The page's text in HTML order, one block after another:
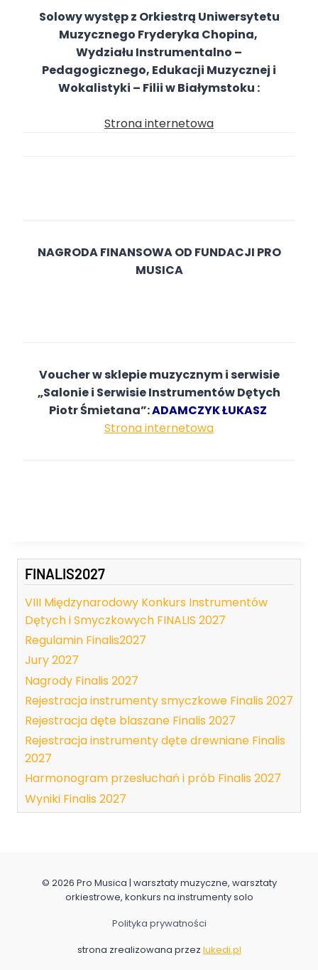
Solowy występ z Orkiestrą Uniwersytetu
Muzycznego Fryderyka Chopina,
Wydziału Instrumentalno –
Pedagogicznego, Edukacji Muzycznej i
Wokalistyki – Filii w Białymstoku :
Strona internetowa
NAGRODA FINANSOWA OD FUNDACJI PRO
MUSICA
Voucher w sklepie muzycznym i serwisie
„Salonie i Serwisie Instrumentów Dętych
Piotr Śmietana”:ADAMCZYK ŁUKASZ
Strona internetowa
FINALIS2027
VIII Międzynarodowy Konkurs Instrumentów
Dętych i Smyczkowych FINALIS 2027
Regulamin Finalis2027
Jury 2027
Nagrody Finalis 2027
Rejestracja instrumenty smyczkowe Finalis 2027
Rejestracja dęte blaszane Finalis 2027
Rejestracja instrumenty dęte drewniane Finalis
2027
Harmonogram przesłuchań i prób Finalis 2027
Wyniki Finalis 2027
© 2026 Pro Musica | warsztaty muzyczne, warsztaty
orkiestrowe, konkurs na instrumenty solo
Polityka prywatności
strona zrealizowana przez lukedi.pl